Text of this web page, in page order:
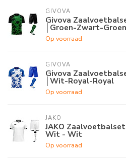
GIVOVA
Givova
│Groen-Zwart-Groen
Op voorraad
GIVOVA
Givova
│Wit-Royal-Royal
Op voorraad
JAKO
JAKO
Wit - Wit
Op voorraad